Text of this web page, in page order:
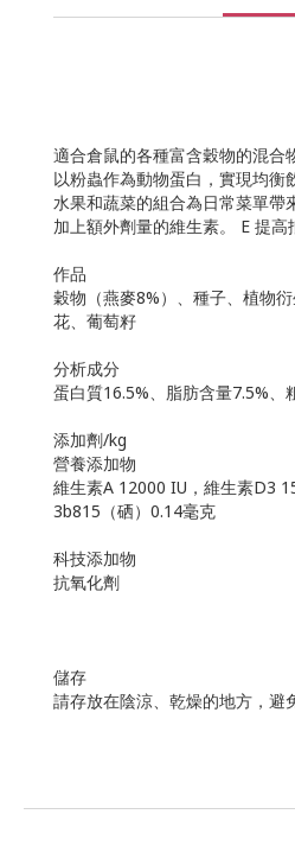
適合倉鼠的各種富含穀物的混合
以粉蟲作為動物蛋白，實現均衡
水果和蔬菜的組合為日常菜單帶
加上額外劑量的維生素。 E 提高
作品
穀物（燕麥8%）、種子、植物
花、葡萄籽
分析成分
蛋白質16.5%、脂肪含量7.5%、
添加劑/kg
營養添加物
維生素A 12000 IU，維生素D3
3b815（硒）0.14毫克
科技添加物
抗氧化劑
儲存
請存放在陰涼、乾燥的地方，避